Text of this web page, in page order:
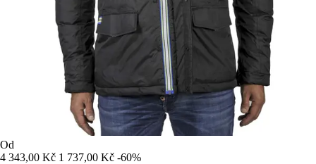
Od
4 343,00 Kč 1 737,00 Kč -60%